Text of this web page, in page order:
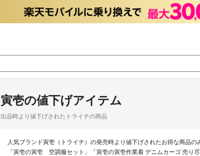
寅壱の値下げアイテム
出品時より値下げされたトライチの商品
人気ブランド寅壱（トライチ）の発売時より値下げされたお得な商品
「寅壱の寅壱 空調服セット」「寅壱の寅壱作業着 デニムカーゴ 売り